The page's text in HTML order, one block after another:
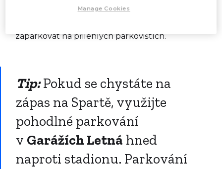
garáže zavírají ve 22:00. Pokud tedy plánujete
zaparkovat na přilehlých parkovištích.
Tip:Pokud se chystáte na
zápas na Spartě, využijte
pohodlné parkování
v Garážích Letná hned
naproti stadionu. Parkování
Manage Cookies